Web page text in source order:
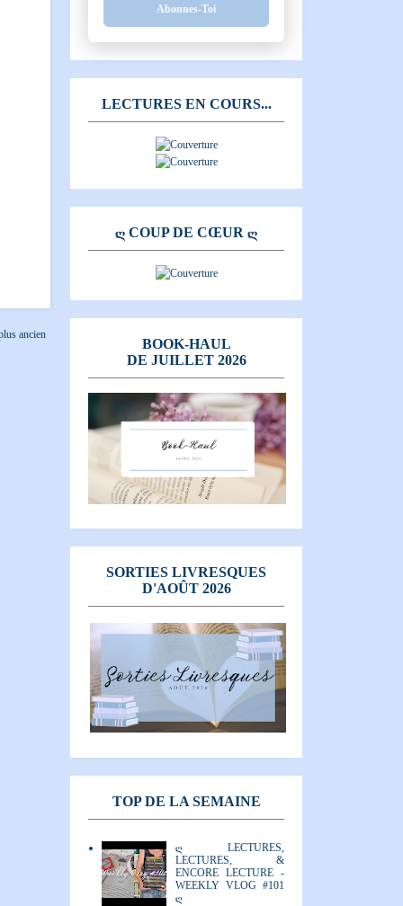
ancien
Abonnes-Toi
LECTURES EN COURS...
Ღ COUP DE CŒUR Ღ
BOOK-HAUL
DE JUILLET 2026
SORTIES LIVRESQUES
D'AOÛT 2026
TOP DE LA SEMAINE
ღ LECTURES,
LECTURES, &
ENCORE LECTURE -
WEEKLY VLOG #101
ღ